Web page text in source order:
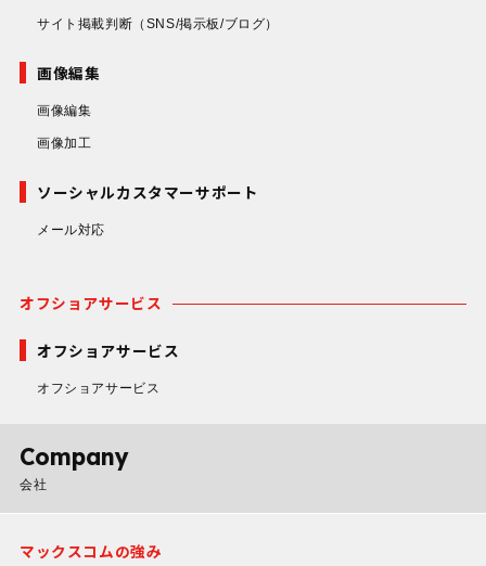
サイト掲載判断 （SNS/掲示板/ブログ）
画像編集
画像編集
画像加工
ソーシャルカスタマーサポート
メール対応
オフショアサービス
オフショアサービス
オフショアサービス
Company
会社
マックスコムの強み